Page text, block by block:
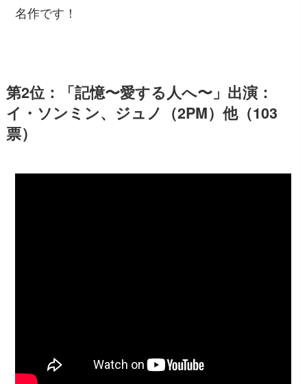
名作です！
第2位：「記憶〜愛する人へ〜」出演：
イ・ソンミン、ジュノ（2PM）他（103
票）